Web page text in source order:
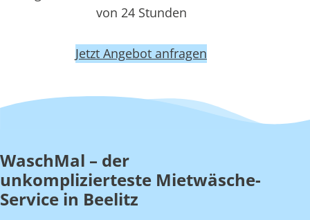
von 24 Stunden
Jetzt Angebot anfragen
WaschMal – der
unkomplizierteste Mietwäsche-
Service in Beelitz